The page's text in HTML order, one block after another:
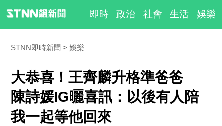
即時 政治 社會 生活 娛樂
STNN即時新聞 娛樂
大恭喜！王齊麟升格準爸爸
陳詩媛IG曬喜訊：以後有人陪
我一起等他回來